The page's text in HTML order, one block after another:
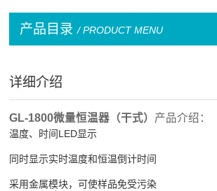
产品目录 / PRODUCT MENU
详细介绍
GL-1800微量恒温器 （干式） 产品介绍：
温度、时间LED显示
同时显示实时温度和恒温倒计时间
采用金属模块，可使样品免受污染